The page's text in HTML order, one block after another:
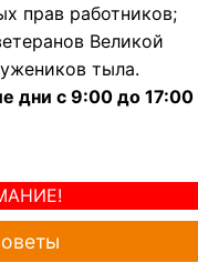
прав работников;
Великой
тыла.
дни с 9:00 до 17:00